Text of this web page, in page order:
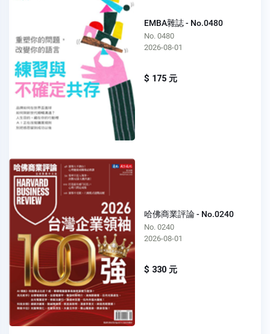
EMBA雜誌 - No.0480
No. 0480
2026-08-01
$ 175 元
哈佛商業評論 - No.0240
No. 0240
2026-08-01
$ 330 元